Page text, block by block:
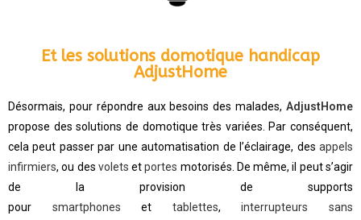
Et les solutions domotique handicap
AdjustHome
Désormais, pour répondre aux besoins des malades, AdjustHome
propose des solutions de domotique très variées. Par conséquent,
cela peut passer par une automatisation de l’éclairage, des appels
infirmiers, ou des volets etportes motorisés. De même, il peut s’agir
de la provision de supports
pour smartphones et tablettes,interrupteurs sans